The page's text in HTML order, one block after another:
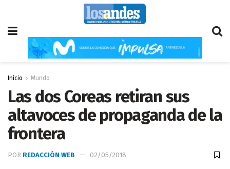
Inicio Mundo
Las dos Coreas retiran sus
altavoces de propaganda de la
frontera
POR REDACCIÓN WEB 02/05/2018